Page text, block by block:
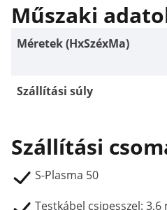
Műszaki
Méretek (HxSzéxMa)
Szállítási súly
Szállítási
S-Plasma 50
Testkábel csipesszel: 3,6